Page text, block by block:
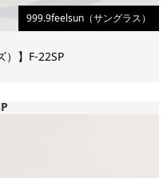
999.9feelsun（サングラス）
）】F-22SP